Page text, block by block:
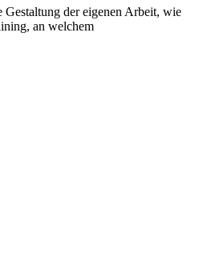
der eigenen Arbeit, wie
an welchem